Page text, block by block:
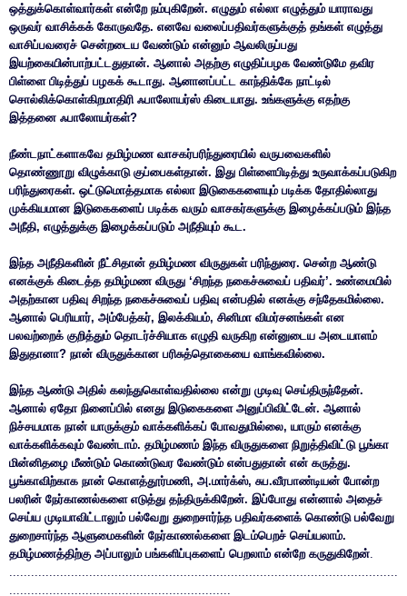
ஒத்துக்கொள்வார்கள் என்றே நம்புகிறேன். எழுதும் எல்லா எழுத்தும் யாராவது
ஒருவர் வாசிக்கக் கோருவதே. எனவே வலைப்பதிவர்களுக்குத் தங்கள் எழுத்து
வாசிப்பவரைச் சென்றடைய வேண்டும் என்னும் ஆவலிருப்பது
இயற்கையின்பாற்பட்டதுதான். ஆனால் அதற்கு எழுதிப்பழக வேண்டுமே தவிர
பிள்ளை பிடித்துப் பழகக் கூடாது. ஆனானப்பட்ட காந்திக்கே நாட்டில்
சொல்லிக்கொள்கிறமாதிரி ஃபாலோயர்ஸ் கிடையாது. உங்களுக்கு எதற்கு
இத்தனை ஃபாலோயர்கள்?
நீண்டநாட்களாகவே தமிழ்மண வாசகர்பரிந்துரையில் வருபவைகளில்
தொண்ணூறு விழுக்காடு குப்பைகள்தான். இது பிள்ளைபிடித்து உருவாக்கப்படுகிற
பரிந்துரைகள். ஒட்டுமொத்தமாக எல்லா இடுகைகளையும் படிக்க தோதில்லாது
முக்கியமான இடுகைகளைப் படிக்க வரும் வாசகர்களுக்கு இழைக்கப்படும் இந்த
அநீதி, எழுத்துக்கு இழைக்கப்படும் அநீதியும் கூட.
இந்த அநீதிகளின் நீட்சிதான் தமிழ்மண விருதுகள் பரிந்துரை. சென்ற ஆண்டு
எனக்குக் கிடைத்த தமிழ்மண விருது ‘சிறந்த நகைச்சுவைப் பதிவர்’. உண்மையில்
அதற்கான பதிவு சிறந்த நகைச்சுவைப் பதிவு என்பதில் எனக்கு சந்தேகமில்லை.
ஆனால் பெரியார், அம்பேத்கர், இலக்கியம், சினிமா விமர்சனங்கள் என
பலவற்றைக் குறித்தும் தொடர்ச்சியாக எழுதி வருகிற என்னுடைய அடையாளம்
இதுதானா? நான் விருதுக்கான பரிசுத்தொகையை வாங்கவில்லை.
இந்த ஆண்டு அதில் கலந்துகொள்வதில்லை என்று முடிவு செய்திருந்தேன்.
ஆனால் ஏதோ நினைப்பில் எனது இடுகைகளை அனுப்பிவிட்டேன். ஆனால்
நிச்சயமாக நான் யாருக்கும் வாக்களிக்கப் போவதுமில்லை, யாரும் எனக்கு
வாக்களிக்கவும் வேண்டாம். தமிழ்மணம் இந்த விருதுகளை நிறுத்திவிட்டு பூங்கா
மின்னிதழை மீண்டும் கொண்டுவர வேண்டும் என்பதுதான் என் கருத்து.
பூங்காவிற்காக நான் கொளத்தூர்மணி, அ.மார்க்ஸ், சுப.வீரபாண்டியன் போன்ற
பலரின் நேர்காணல்களை எடுத்து தந்திருக்கிறேன். இப்போது என்னால் அதைச்
செய்ய முடியாவிட்டாலும் பல்வேறு துறைசார்ந்த பதிவர்களைக் கொண்டு பல்வேறு
துறைசார்ந்த ஆளுமைகளின் நேர்காணல்களை இடம்பெறச் செய்யலாம்.
தமிழ்மணத்திற்கு அப்பாலும் பங்களிப்புகளைப் பெறலாம் என்றே கருதுகிறேன்